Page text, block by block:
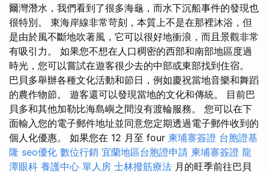
爾灣潛水，我們看到了很多海龜，而水下沉船事件的發現也
很特別。 東海岸線非常苛刻，本質上不是在那裡沐浴，但
是由於風不斷地吹著風，它可以很好地衝浪，而且景觀非常
有吸引力。 如果您不想在人口稠密的西部和南部地區度過
時光，您可以嘗試在遊客很少去的中部或東部找到住宿。
巴貝多舉辦各種文化活動和節日，例如慶祝當地音樂和舞蹈
的農作物節。 遊客還可以發現當地的文化和傳統。 目前巴
貝多和其他加勒比海島嶼之間沒有渡輪服務。 您可以在下
面輸入您的電子郵件地址並同意您定期透過電子郵件收到的
個人化優惠。 如果您在 12 月至 four 柬埔寨簽證 台胞證基
隆 seo優化 數位行銷 宜蘭地區台胞證申請 柬埔寨簽證 龍
潭眼科 養護中心 單人房 士林撥筋療法 月的旺季前往巴貝